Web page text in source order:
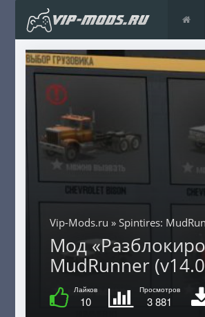
Vip-Mods.ru » Spintires:
Мод
MudRunner
Лайков
10
Просмотров
3 881